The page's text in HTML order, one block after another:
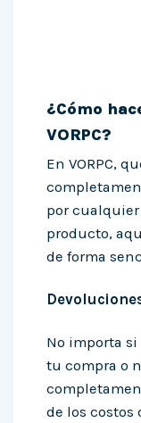
¿Cómo
VORPC?
En VORPC,
por
producto,
de forma
No importa si
tu compra o
de los costos